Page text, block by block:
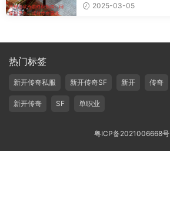
2025-03-05
热门标签
新开传奇私服 新开传奇SF 新开 传奇
新开传奇 SF 单职业
粤ICP备2021006668号